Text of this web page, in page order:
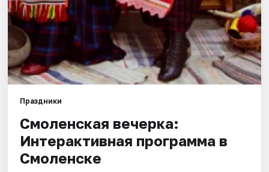
Праздники
Смоленская вечерка:
Интерактивная программа в
Смоленске